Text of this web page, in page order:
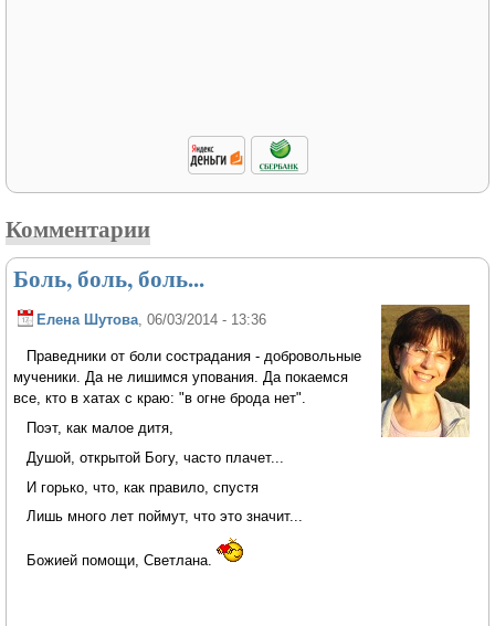
Комментарии
Боль, боль, боль...
Елена Шутова, 06/03/2014 - 13:36
Праведники от боли сострадания - добровольные
мученики. Да не лишимся упования. Да покаемся
все, кто в хатах с краю: "в огне брода нет".
Поэт, как малое дитя,
Душой, открытой Богу, часто плачет...
И горько, что, как правило, спустя
Лишь много лет поймут, что это значит...
Божией помощи, Светлана.